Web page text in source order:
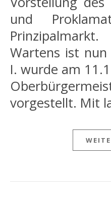
und
Wartens ist nun
I. wurde am
vorgestellt. Mit